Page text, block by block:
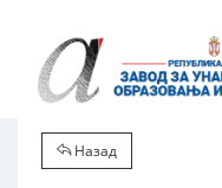
Назад